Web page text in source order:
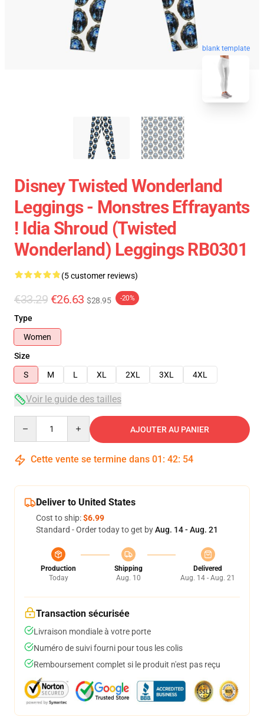
blank template
Disney Twisted Wonderland
Leggings - Monstres Effrayants
! Idia Shroud (Twisted
Wonderland) Leggings RB0301
(5 customer reviews)
€33.29 €26.63 $28.95 -20%
Type
Women
Size
S
M L XL 2XL 3XL 4XL
Voir le guide des tailles
AJOUTER AU PANIER
Cette vente se termine dans 01 : 42: 54
Deliver to United States
Cost to ship:$6.99
Standard - Order today to get byAug. 14 - Aug. 21
Production
Today
Shipping
Aug. 10
Delivered
Aug. 14 - Aug. 21
Transaction sécurisée
Livraison mondiale à votre porte
Numéro de suivi fourni pour tous les colis
Remboursement complet si le produit n'est pas reçu